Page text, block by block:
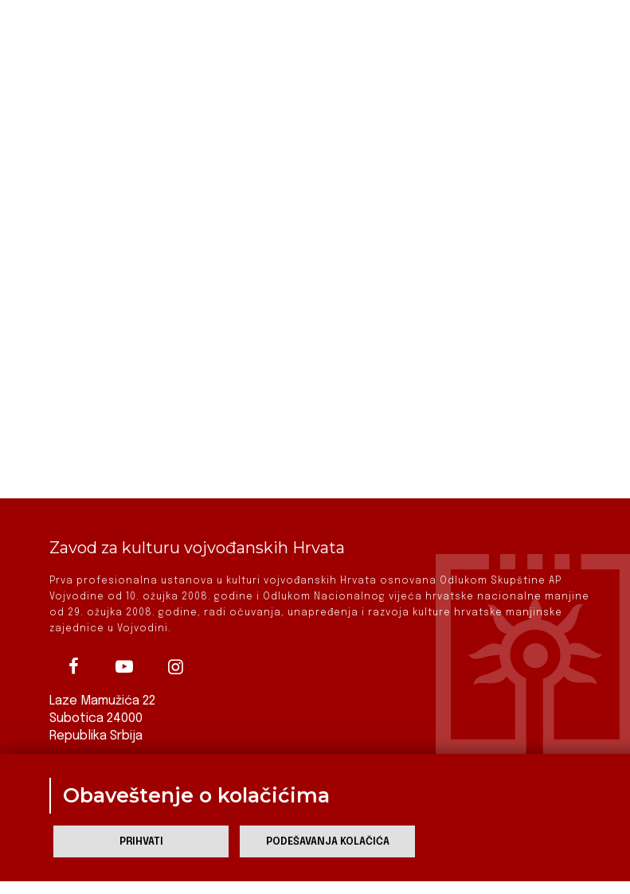
Zavod za kulturu vojvođanskih Hrvata
Prva profesionalna ustanova u kulturi vojvođanskih Hrvata osnovana Odlukom Skupštine AP
Vojvodine od 10. ožujka 2008. godine i Odlukom Nacionalnog vijeća hrvatske nacionalne manjine
od 29. ožujka 2008. godine, radi očuvanja, unapređenja i razvoja kulture hrvatske manjinske
zajednice u Vojvodini.
Laze Mamužića 22
Subotica 24000
Republika Srbija
Zavod
Obaveštenje o kolačićima
PRIHVATI PODEŠAVANJA KOLAČIĆA